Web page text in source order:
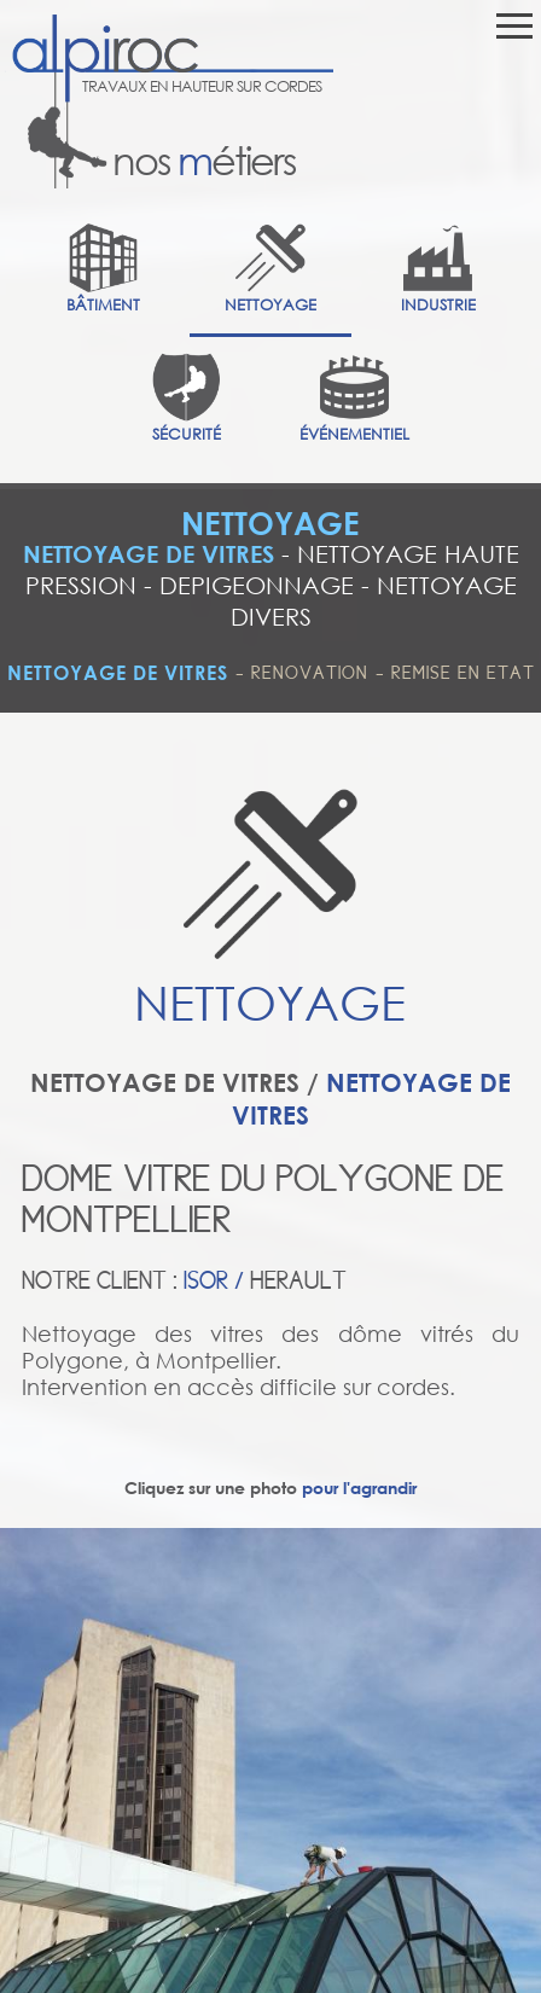
TRAVAUX EN HAUTEUR SUR CORDES
nos métiers
BÂTIMENT NETTOYAGE INDUSTRIE
SÉCURITÉ ÉVÉNEMENTIEL
NETTOYAGE
NETTOYAGE DE VITRES- NETTOYAGE HAUTE
PRESSION - DEPIGEONNAGE - NETTOYAGE
DIVERS
NETTOYAGE DE VITRES - RENOVATION - REMISE EN ETAT
NETTOYAGE
NETTOYAGE DE VITRES / NETTOYAGE DE
VITRES
DOME VITRE DU POLYGONE DE
MONTPELLIER
NOTRE CLIENT : ISOR / HERAULT
Nettoyage des vitres des dôme vitrés du
Polygone, à Montpellier.
Intervention en accès difficile sur cordes.
Cliquez sur une photo pour l'agrandir